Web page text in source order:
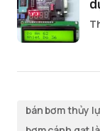
bán bơm thủy